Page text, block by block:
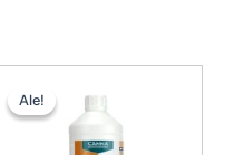
Ale!
Ale!
hinta
oli:
14,50 €.
hinta
on:
7,25 €.